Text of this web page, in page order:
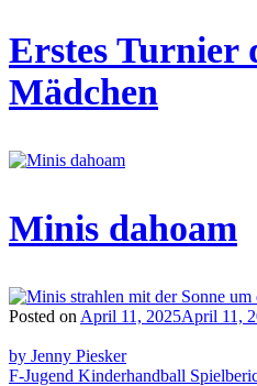
Erstes Turnier
Mädchen
Minis dahoam
Posted on April 11, 2025April 11,
by Jenny Piesker
F-Jugend Kinderhandball